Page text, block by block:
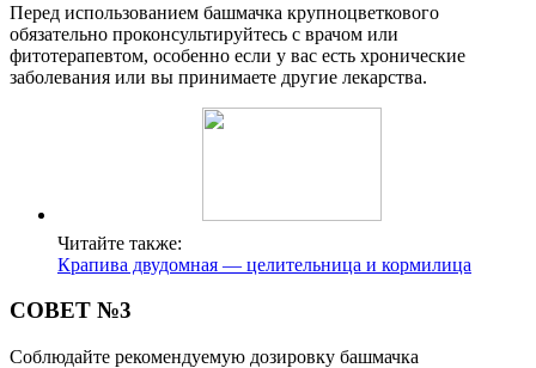
Перед использованием башмачка крупноцветкового
обязательно проконсультируйтесь с врачом или
фитотерапевтом, особенно если у вас есть хронические
заболевания или вы принимаете другие лекарства.
Читайте также:
Крапива двудомная — целительница и кормилица
СОВЕТ №3
Соблюдайте рекомендуемую дозировку башмачка